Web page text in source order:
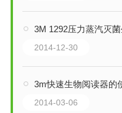
3M 1292压力蒸汽灭
2014-12-30
3m快速生物阅读器的
2014-03-06